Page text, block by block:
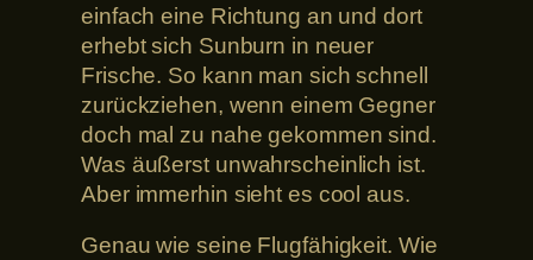
einfach eine Richtung an und dort
erhebt sich Sunburn in neuer
Frische. So kann man sich schnell
zurückziehen, wenn einem Gegner
doch mal zu nahe gekommen sind.
Was äußerst unwahrscheinlich ist.
Aber immerhin sieht es cool aus.
Genau wie seine Flugfähigkeit. Wie